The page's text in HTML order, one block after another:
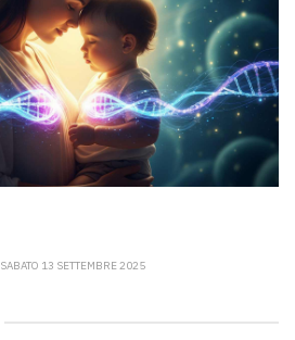
SABATO 13 SETTEMBRE 2025